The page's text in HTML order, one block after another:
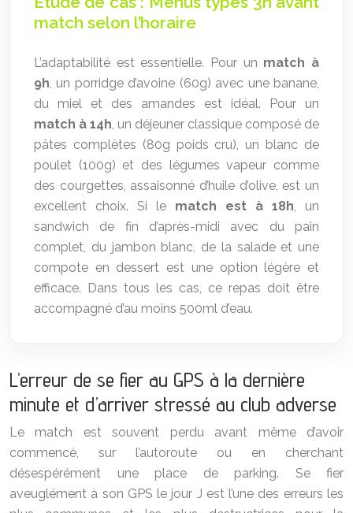
match selon l’horaire
L’adaptabilité est essentielle. Pour un match à
9h, un porridge d’avoine (60g) avec une banane,
du miel et des amandes est idéal. Pour un
match à 14h, un déjeuner classique composé de
pâtes complètes (80g poids cru), un blanc de
poulet (100g) et des légumes vapeur comme
des courgettes, assaisonné d’huile d’olive, est un
excellent choix. Si le match est à 18h, un
sandwich de fin d’après-midi avec du pain
complet, du jambon blanc, de la salade et une
compote en dessert est une option légère et
efficace. Dans tous les cas, ce repas doit être
accompagné d’au moins 500ml d’eau.
L’erreur de se fier au GPS à la dernière
minute et d’arriver stressé au club adverse
Le match est souvent perdu avant même d’avoir
commencé, sur l’autoroute ou en cherchant
désespérément une place de parking. Se fier
aveuglément à son GPS le jour J est l’une des erreurs les